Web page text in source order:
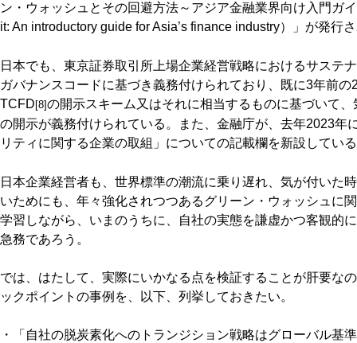
ン・ウォッシュとその回避方法～アジア金融業界向け入門ガ
it: An introductory guide for Asia’s finance industry）」が発行
日本でも、東京証券取引所上場企業経営戦略におけるサステ
ガバナンスコードに基づき義務付けられており、既に3年前
TCFD [8]の開示スキーム又はそれに相当するものに基づいて
の開示が義務付けられている。また、金融庁が、去年2023年
リティに関する企業の取組」についての記載欄を新設している
日本企業経営者も、世界標準の潮流に乗り遅れ、気が付いた
いためにも、年々強化されつつあるグリーン・ウォッシュに
学習しながら、いまのうちに、自社の実態を謙虚かつ客観的
急務であろう。
では、はたして、実際にいかなる点を検証することが肝要な
ックポイントの事例を、以下、列挙しておきたい。
・「自社の脱炭素化へのトランジション戦略はグローバル基